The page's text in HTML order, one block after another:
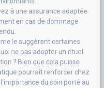
à une assurance adaptée
en cas de dommage
le suggèrent certaines
ne pas adopter un rituel
? Bien que cela puisse
pourrait renforcer chez
du soin porté au